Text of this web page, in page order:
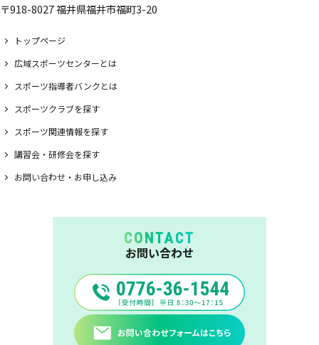
〒918-8027 福井県福井市福町3-20
トップページ
広域スポーツセンターとは
スポーツ指導者バンクとは
スポーツクラブを探す
スポーツ関連情報を探す
講習会・研修会を探す
お問い合わせ・お申し込み
CONTACT
お問い合わせ